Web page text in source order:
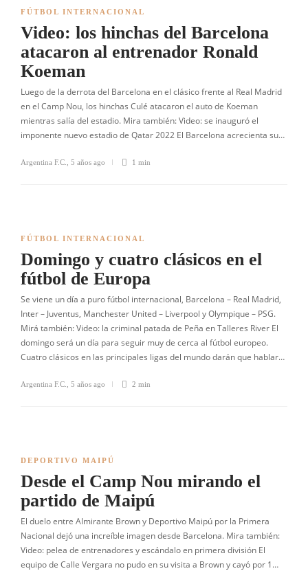
FÚTBOL INTERNACIONAL
Video: los hinchas del Barcelona
atacaron al entrenador Ronald
Koeman
Luego de la derrota del Barcelona en el clásico frente al Real Madrid
en el Camp Nou, los hinchas Culé atacaron el auto de Koeman
mientras salía del estadio. Mira también: Video: se inauguró el
imponente nuevo estadio de Qatar 2022 El Barcelona acrecienta su…
Argentina F.C. 5 años ago 1 min
FÚTBOL INTERNACIONAL
Domingo y cuatro clásicos en el
fútbol de Europa
Se viene un día a puro fútbol internacional, Barcelona – Real Madrid,
Inter – Juventus, Manchester United – Liverpool y Olympique – PSG.
Mirá también: Video: la criminal patada de Peña en Talleres River El
domingo será un día para seguir muy de cerca al fútbol europeo.
Cuatro clásicos en las principales ligas del mundo darán que hablar…
Argentina F.C. 5 años ago 2 min
DEPORTIVO MAIPÚ
Desde el Camp Nou mirando el
partido de Maipú
El duelo entre Almirante Brown y Deportivo Maipú por la Primera
Nacional dejó una increíble imagen desde Barcelona. Mira también:
Video: pelea de entrenadores y escándalo en primera división El
equipo de Calle Vergara no pudo en su visita a Brown y cayó por 1…